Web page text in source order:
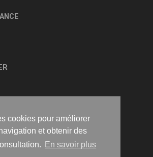
cookies pour améliorer
et obtenir des
En savoir plus